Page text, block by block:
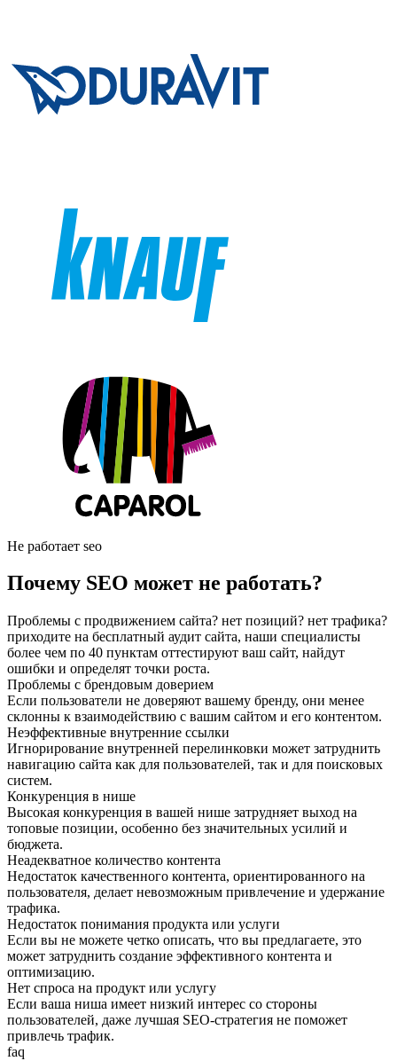
Не работает seo
Почему SEO может не работать?
Проблемы с продвижением сайта? нет позиций? нет трафика?
приходите на бесплатный аудит сайта, наши специалисты
более чем по 40 пунктам оттестируют ваш сайт, найдут
ошибки и определят точки роста.
Проблемы с брендовым доверием
Если пользователи не доверяют вашему бренду, они менее
склонны к взаимодействию с вашим сайтом и его контентом.
Неэффективные внутренние ссылки
Игнорирование внутренней перелинковки может затруднить
навигацию сайта как для пользователей, так и для поисковых
систем.
Конкуренция в нише
Высокая конкуренция в вашей нише затрудняет выход на
топовые позиции, особенно без значительных усилий и
бюджета.
Неадекватное количество контента
Недостаток качественного контента, ориентированного на
пользователя, делает невозможным привлечение и удержание
трафика.
Недостаток понимания продукта или услуги
Если вы не можете четко описать, что вы предлагаете, это
может затруднить создание эффективного контента и
оптимизацию.
Нет спроса на продукт или услугу
Если ваша ниша имеет низкий интерес со стороны
пользователей, даже лучшая SEO-стратегия не поможет
привлечь трафик.
faq